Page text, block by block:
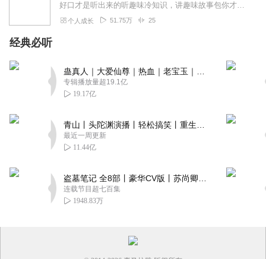
好口才是听出来的听趣味冷知识，讲趣味故事包你才高八斗，魅力十足
个人成长 51.75万 25
经典必听
专辑播放量超19.1亿
19.17亿
最近一周更新
11.44亿
连载节目超七百集
1948.83万